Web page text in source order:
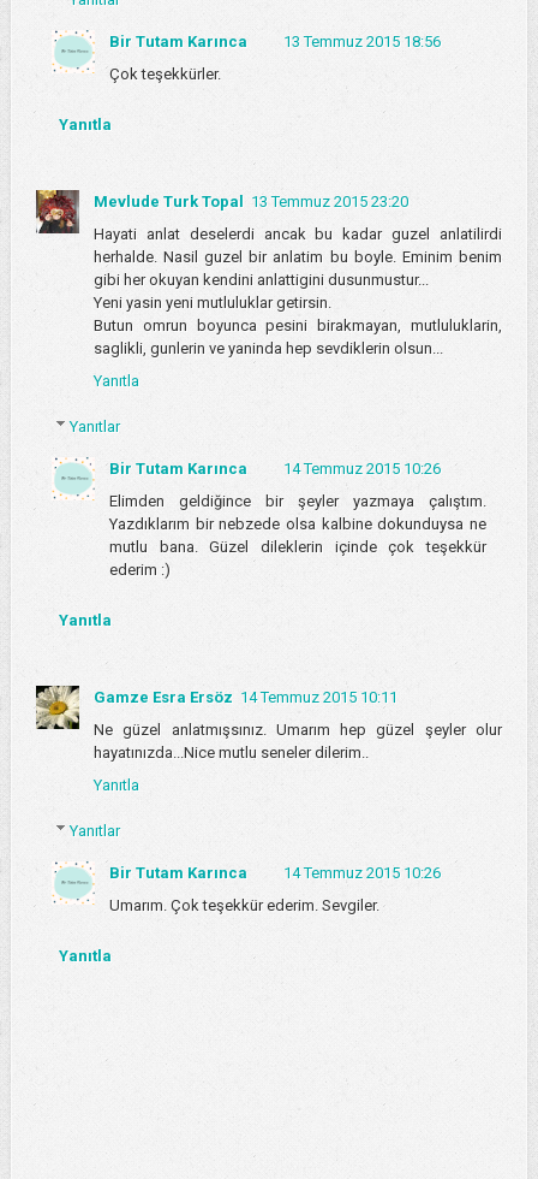
Bir Tutam Karınca
13 Temmuz 2015 18:56
Çok teşekkürler.
Yanıtla
Mevlude Turk Topal
13 Temmuz 2015 23:20
Hayati anlat deselerdi ancak bu kadar guzel anlatilirdi
herhalde. Nasil guzel bir anlatim bu boyle. Eminim benim
gibi her okuyan kendini anlattigini dusunmustur...
Yeni yasin yeni mutluluklar getirsin.
Butun omrun boyunca pesini birakmayan, mutluluklarin,
saglikli, gunlerin ve yaninda hep sevdiklerin olsun...
Yanıtla
Yanıtlar
Bir Tutam Karınca
14 Temmuz 2015 10:26
Elimden geldiğince bir şeyler yazmaya çalıştım.
Yazdıklarım bir nebzede olsa kalbine dokunduysa ne
mutlu bana. Güzel dileklerin içinde çok teşekkür
ederim :)
Yanıtla
Gamze Esra Ersöz 14 Temmuz 2015 10:11
Ne güzel anlatmışsınız. Umarım hep güzel şeyler olur
hayatınızda...Nice mutlu seneler dilerim..
Yanıtla
Yanıtlar
Bir Tutam Karınca
14 Temmuz 2015 10:26
Umarım. Çok teşekkür ederim. Sevgiler.
Yanıtla